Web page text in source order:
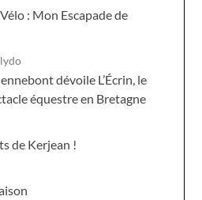
: Mon Escapade de
dévoile L’Écrin, le
équestre en Bretagne
de Kerjean !